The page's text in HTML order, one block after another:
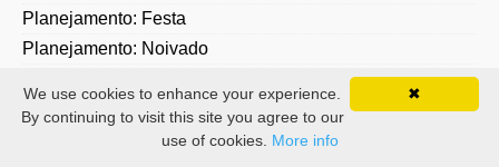
Planejamento: Festa
Planejamento: Noivado
DESTINATION WEDDING LUA DE MEL
✖
We use cookies to enhance your experience.
By continuing to visit this site you agree to our
use of cookies. More info